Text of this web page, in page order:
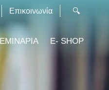
Επικοινωνία
E- SHOP